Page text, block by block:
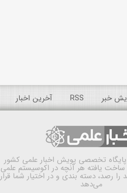
خبر RSS آخرین اخبار
تخصصی پویش اخبار علمی کشور
یافته هر آنچه در اکوسیستم علمی
را رصد، دسته بندی و در اختیار شما قرار
می‌دهد